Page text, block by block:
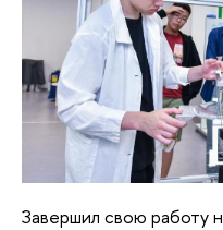
Завершил свою работу